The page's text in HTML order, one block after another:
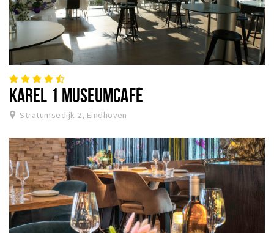
KAREL 1 MUSEUMCAFÉ
Stratumsedijk 2, Eindhoven